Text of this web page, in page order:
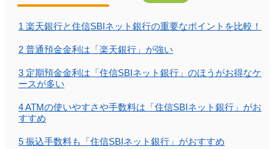
1 楽天銀行と住信SBIネット銀行の重要なポイントを比較！
2 普通預金金利は「楽天銀行」が強い
3 定期預金金利は「住信SBIネット銀行」のほうがお得なケ
ースが多い
4ATMの使いやすさや手数料は「住信SBIネット銀行」がお
すすめ
5 振込手数料も「住信SBIネット銀行」がおすすめ